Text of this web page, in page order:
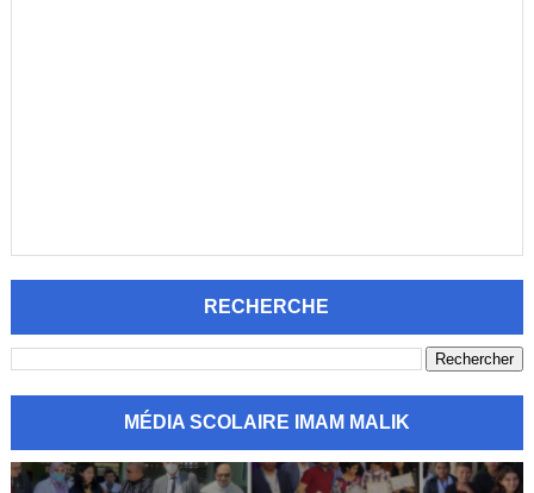
RECHERCHE
MÉDIA SCOLAIRE IMAM MALIK